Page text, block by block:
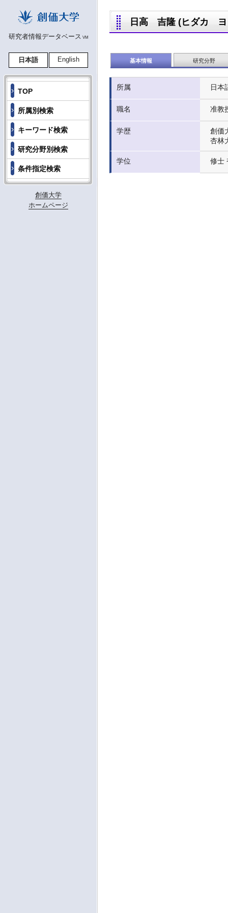
研究者情報データベース VM
日本語 English
TOP
所属別検索
キーワード検索
研究分野別検索
条件指定検索
創価大学
ホームページ
日高 吉隆 (ヒダカ ヨ
基本情報 研究分野
所属 日本
職名 准教
学歴
創価
杏林
学位 修士